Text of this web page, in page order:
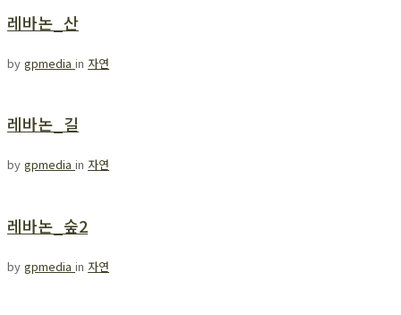
레바논_산
by gpmedia in 자연
레바논_길
by gpmedia in 자연
레바논_숲2
by gpmedia in 자연